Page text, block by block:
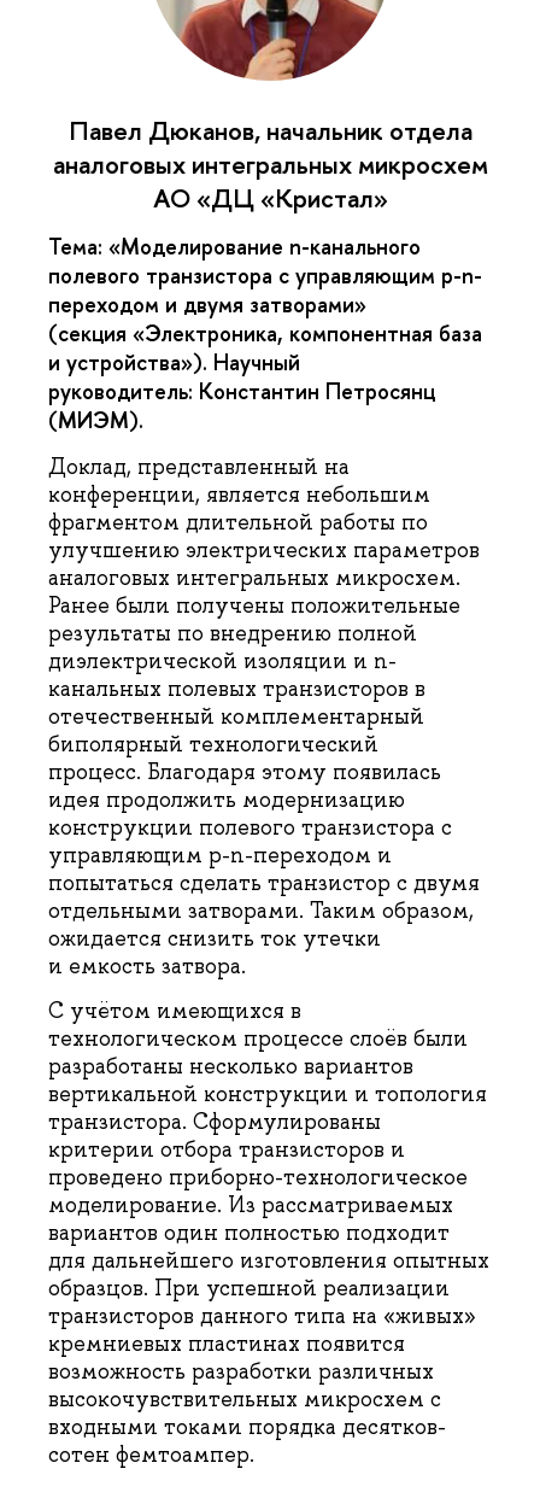
Павел Дюканов, начальник отдела
аналоговых интегральных микросхем
АО «ДЦ «Кристал»
Тема: «Моделирование n-канального
полевого транзистора с управляющим p-n-
переходом и двумя затворами»
(секция «Электроника, компонентная база
и устройства»). Научный
руководитель: Константин Петросянц
(МИЭМ).
Доклад, представленный на
конференции, является небольшим
фрагментом длительной работы по
улучшению электрических параметров
аналоговых интегральных микросхем.
Ранее были получены положительные
результаты по внедрению полной
диэлектрической изоляции и n-
канальных полевых транзисторов в
отечественный комплементарный
биполярный технологический
процесс. Благодаря этому появилась
идея продолжить модернизацию
конструкции полевого транзистора с
управляющим p-n-переходом и
попытаться сделать транзистор с двумя
отдельными затворами. Таким образом,
ожидается снизить ток утечки
и емкость затвора.
С учётом имеющихся в
технологическом процессе слоёв были
разработаны несколько вариантов
вертикальной конструкции и топология
транзистора. Сформулированы
критерии отбора транзисторов и
проведено приборно-технологическое
моделирование. Из рассматриваемых
вариантов один полностью подходит
для дальнейшего изготовления опытных
образцов. При успешной реализации
транзисторов данного типа на «живых»
кремниевых пластинах появится
возможность разработки различных
высокочувствительных микросхем с
входными токами порядка десятков-
сотен фемтоампер.